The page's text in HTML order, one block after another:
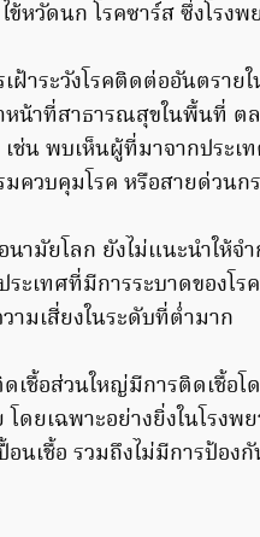
ข้หวัดนก โรคซาร์ส ซึ่งโร
ฝ้าระวังโรคติดต่ออันตรา
หน้าที่สาธารณสุขในพื้นที่
ช่น พบเห็นผู้ที่มาจากประเ
ควบคุมโรค หรือสายด่วนก
ามัยโลก ยังไม่แนะนำให้จ
ระเทศที่มีการระบาดของโ
ามเสี่ยงในระดับที่ต่ำมาก
เชื้อส่วนใหญ่มีการติดเชื้อ
โดยเฉพาะอย่างยิ่งในโรง
นเชื้อ รวมถึงไม่มีการป้อ